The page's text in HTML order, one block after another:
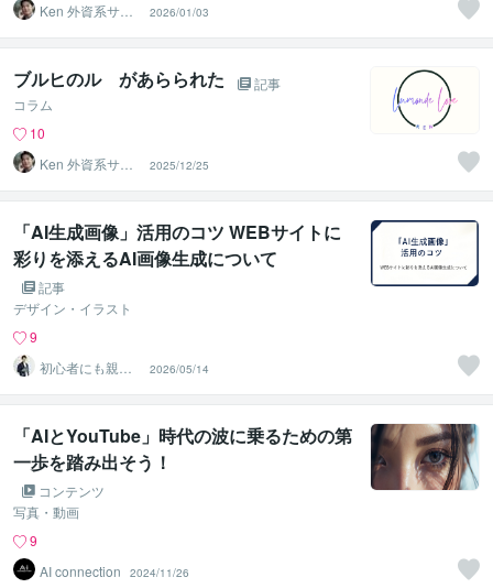
Ken 外資系サラ
リーマン
2026/01/03
ブルヒのル があらられた
記事
コラム
10
Ken 外資系サラ
リーマン
2025/12/25
「AI生成画像」活用のコツ WEBサイトに
彩りを添えるAI画像生成について
記事
デザイン・イラスト
9
初心者にも親切
丁寧にWEB制作
│樹下
2026/05/14
「AIとYouTube」時代の波に乗るための第
一歩を踏み出そう！
コンテンツ
写真・動画
9
AI connection
2024/11/26